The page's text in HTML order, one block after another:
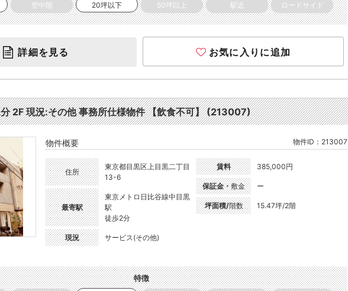
空中階 20坪以下 50坪以上 駅近 ロードサイド
詳細を見る お気に入りに追加
2F 現況:その他 事務所仕様物件 【飲食不可】 (213007)
物件概要 物件ID：213007
住所
東京都目黒区上目黒二丁目
13-6
最寄駅
東京メトロ日比谷線中目黒
駅
徒歩2分
現況 サービス(その他)
賃料 385,000円
保証金・敷金 ー
坪面積/階数 15.47坪/2階
特徴